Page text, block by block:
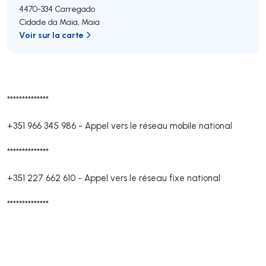
**************
+351 966 345 986 - Appel vers le réseau mobile national
**************
+351 227 662 610 - Appel vers le réseau fixe national
**************
4470-334 Carregado
Cidade da Maia, Maia
Voir sur la carte